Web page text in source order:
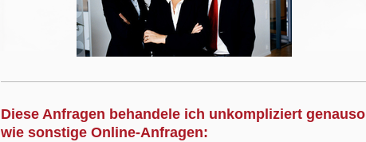
Diese Anfragen behandele ich unkompliziert genauso
wie sonstige Online-Anfragen: